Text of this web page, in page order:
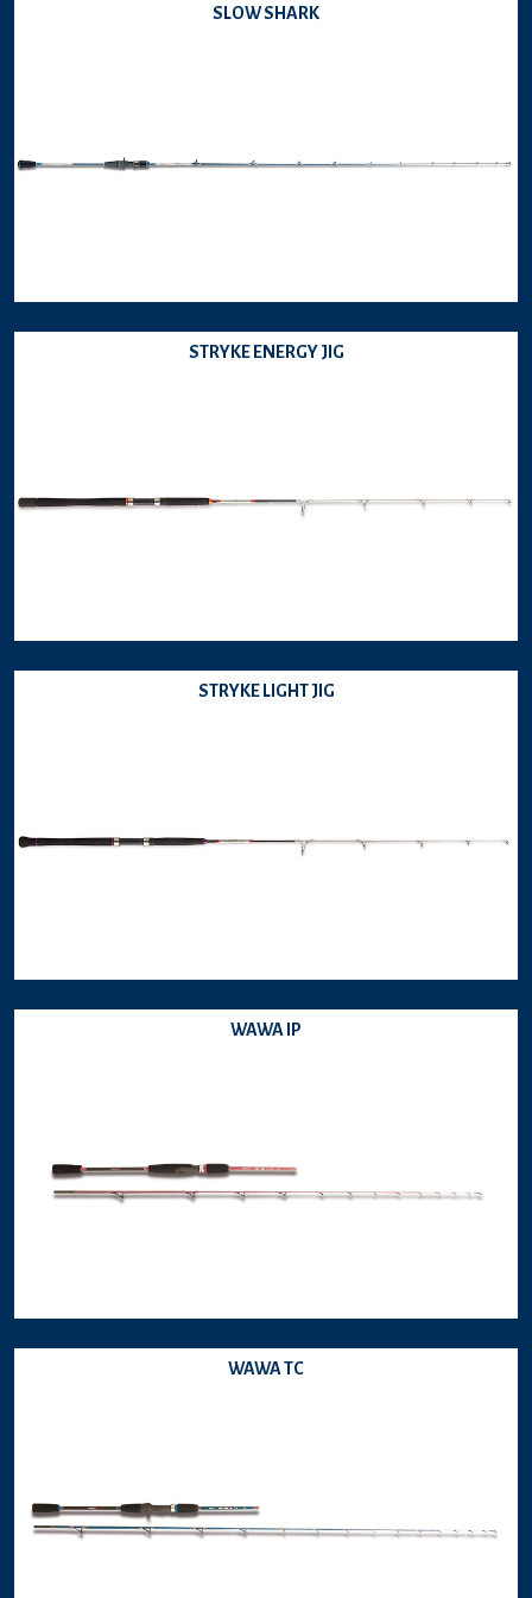
SLOW SHARK
STRYKE ENERGY JIG
STRYKE LIGHT JIG
WAWA IP
WAWA TC